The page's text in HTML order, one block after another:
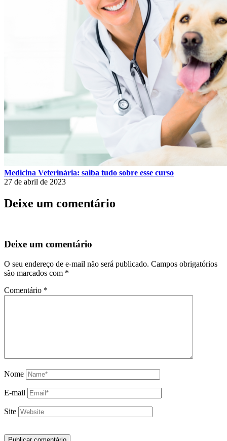
Medicina Veterinária: saiba tudo sobre esse curso
27 de abril de 2023
Deixe um comentário
Deixe um comentário
O seu endereço de e-mail não será publicado. Campos obrigatórios
são marcados com *
Comentário *
Nome
E-mail
Site